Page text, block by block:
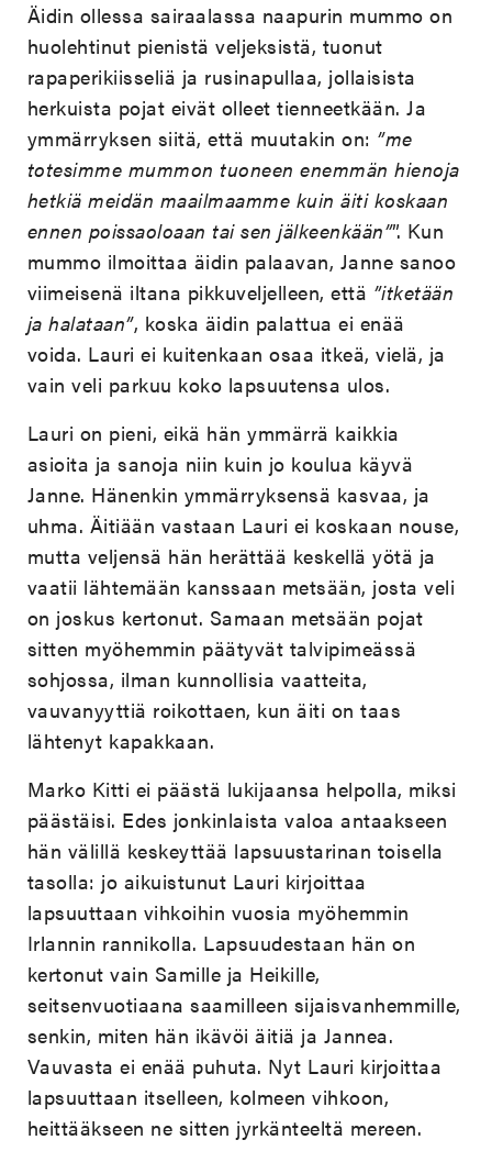
Äidin ollessa sairaalassa naapurin mummo on
huolehtinut pienistä veljeksistä, tuonut
rapaperikiisseliä ja rusinapullaa, jollaisista
herkuista pojat eivät olleet tienneetkään. Ja
ymmärryksen siitä, että muutakin on: ”me
totesimme mummon tuoneen enemmän hienoja
hetkiä meidän maailmaamme kuin äiti koskaan
ennen poissaoloaan tai sen jälkeenkään””. Kun
mummo ilmoittaa äidin palaavan, Janne sanoo
viimeisenä iltana pikkuveljelleen, että ”itketään
ja halataan”, koska äidin palattua ei enää
voida. Lauri ei kuitenkaan osaa itkeä, vielä, ja
vain veli parkuu koko lapsuutensa ulos.
Lauri on pieni, eikä hän ymmärrä kaikkia
asioita ja sanoja niin kuin jo koulua käyvä
Janne. Hänenkin ymmärryksensä kasvaa, ja
uhma. Äitiään vastaan Lauri ei koskaan nouse,
mutta veljensä hän herättää keskellä yötä ja
vaatii lähtemään kanssaan metsään, josta veli
on joskus kertonut. Samaan metsään pojat
sitten myöhemmin päätyvät talvipimeässä
sohjossa, ilman kunnollisia vaatteita,
vauvanyyttiä roikottaen, kun äiti on taas
lähtenyt kapakkaan.
Marko Kitti ei päästä lukijaansa helpolla, miksi
päästäisi. Edes jonkinlaista valoa antaakseen
hän välillä keskeyttää lapsuustarinan toisella
tasolla: jo aikuistunut Lauri kirjoittaa
lapsuuttaan vihkoihin vuosia myöhemmin
Irlannin rannikolla. Lapsuudestaan hän on
kertonut vain Samille ja Heikille,
seitsenvuotiaana saamilleen sijaisvanhemmille,
senkin, miten hän ikävöi äitiä ja Jannea.
Vauvasta ei enää puhuta. Nyt Lauri kirjoittaa
lapsuuttaan itselleen, kolmeen vihkoon,
heittääkseen ne sitten jyrkänteeltä mereen.